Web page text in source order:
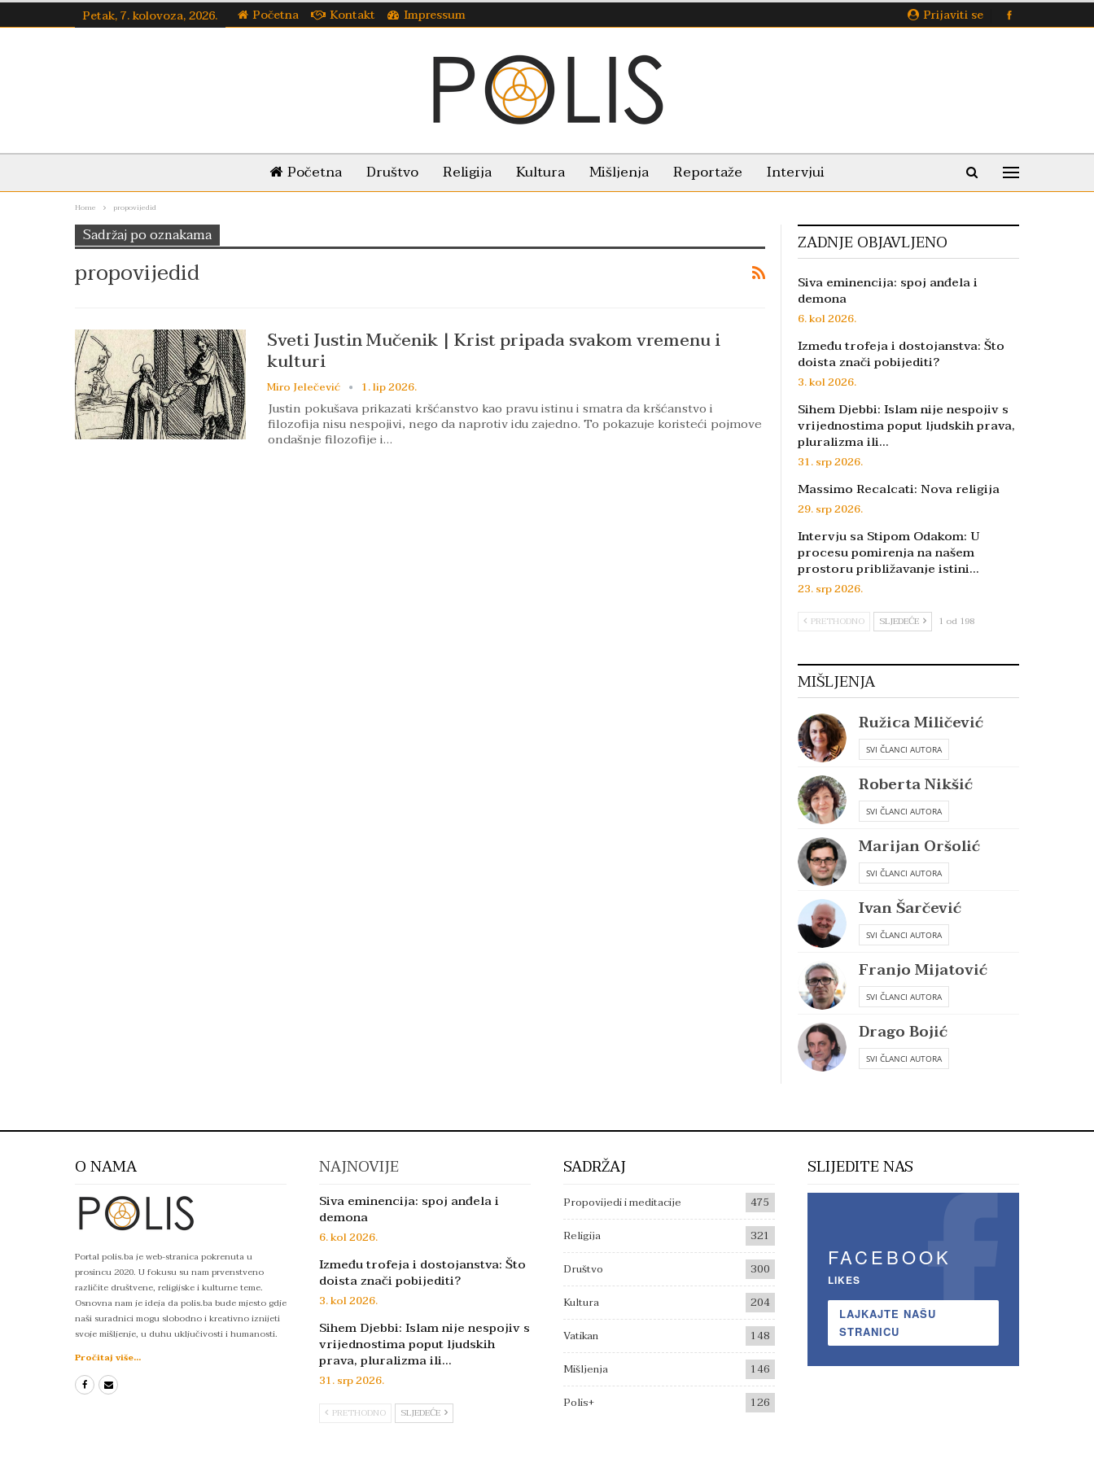
Prijaviti se
Petak, 7. kolovoza, 2026. Početna Kontakt Impressum
Početna Društvo Religija Kultura Mišljenja Reportaže Intervjui
Home propovijedid
Sadržaj po oznakama
propovijedid
Sveti Justin Mučenik | Krist pripada svakom vremenu i
kulturi
Miro Jelečević 1. lip 2026.
Justin pokušava prikazati kršćanstvo kao pravu istinu i smatra da kršćanstvo i
filozofija nisu nespojivi, nego da naprotiv idu zajedno. To pokazuje koristeći pojmove
ondašnje filozofije i…
ZADNJE OBJAVLJENO
Siva eminencija: spoj anđela i
demona
6. kol 2026.
Između trofeja i dostojanstva: Što
doista znači pobijediti?
3. kol 2026.
Sihem Djebbi: Islam nije nespojiv s
vrijednostima poput ljudskih prava,
pluralizma ili…
31. srp 2026.
Massimo Recalcati: Nova religija
29. srp 2026.
Intervju sa Stipom Odakom: U
procesu pomirenja na našem
prostoru približavanje istini…
23. srp 2026.
PRETHODNO SLJEDEĆE 1 od 198
MIŠLJENJA
Ružica Miličević
SVI ČLANCI AUTORA
Roberta Nikšić
SVI ČLANCI AUTORA
Marijan Oršolić
SVI ČLANCI AUTORA
Ivan Šarčević
SVI ČLANCI AUTORA
Franjo Mijatović
SVI ČLANCI AUTORA
Drago Bojić
SVI ČLANCI AUTORA
O NAMA
Portal polis.ba je web-stranica pokrenuta u
prosincu 2020. U fokusu su nam prvenstveno
različite društvene, religijske i kulturne teme.
Osnovna nam je ideja da polis.ba bude mjesto gdje
naši suradnici mogu slobodno i kreativno iznijeti
svoje mišljenje, u duhu uključivosti i humanosti.
Pročitaj više...
NAJNOVIJE
Siva eminencija: spoj anđela i
demona
6. kol 2026.
Između trofeja i dostojanstva: Što
doista znači pobijediti?
3. kol 2026.
Sihem Djebbi: Islam nije nespojiv s
vrijednostima poput ljudskih
prava, pluralizma ili…
31. srp 2026.
PRETHODNO SLJEDEĆE
SADRŽAJ
Propovijedi i meditacije
475
Religija
321
Društvo
300
Kultura
204
Vatikan
148
Mišljenja
146
Polis+
126
SLIJEDITE NAS
FACEBOOK
LIKES
LAJKAJTE NAŠU
STRANICU